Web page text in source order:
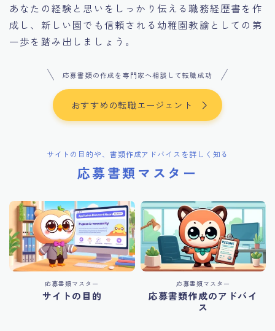
あなたの経験と思いをしっかり伝える職務経歴書を作
成し、新しい園でも信頼される幼稚園教諭としての第
一歩を踏み出しましょう。
応募書類の作成を専門家へ相談して転職成功
おすすめの転職エージェント
サイトの目的や、書類作成アドバイスを詳しく知る
応募書類マスター
応募書類マスター
サイトの目的
応募書類マスター
応募書類作成のアドバイ
ス